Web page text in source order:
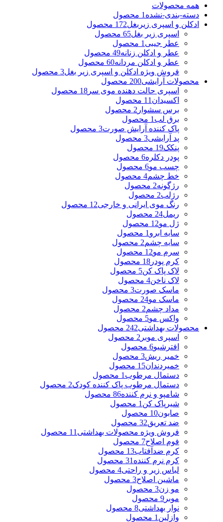
همه محصولات
دسته-بندی-نشده 1 محصول
ادکلن و اسپری زیربغل172 محصول
اسپری زیر بغل65 محصول
عطر جیبی 1 محصول
عطر و ادکلن زنانه49 محصول
عطر و ادکلن مردانه60 محصول
فروش ویژه ادکلن و اسپری زیر بغل3 محصول
محصولات آرایشی200 محصول
اسپری حالت دهنده موی سر 18 محصول
اکسیدان 11 محصول
برس سشوار 2 محصول
برق لب 1 محصول
پاک کننده آرایش صورت3 محصول
پد آرایشی3 محصول
پنکک19 محصول
پودر دکلره6 محصول
چسب مو6 محصول
خط چشم4 محصول
رژگونه2 محصول
رژلب2 محصول
رنگ موی ایرانی و خارجی12 محصول
ریمل24 محصول
ژل مو12 محصول
سایه ابرو 1 محصول
سایه چشم2 محصول
سرم مو12 محصول
کرم پودر 18 محصول
لاک پاک کن5 محصول
لاک ناخن4 محصول
ماسک صورت3 محصول
ماسک مو24 محصول
مداد چشم2 محصول
واکس مو5 محصول
محصولات بهداشتی242 محصول
اسپری موبر 2 محصول
افترشیو6 محصول
خمیر ریش3 محصول
خمیردندان15 محصول
دستمال مرطوب 1 محصول
دستمال مرطوب پاک کننده کودک2 محصول
شامپو و نرم کننده86 محصول
شیرپاک کن 1 محصول
صابون10 محصول
ضد تعریق32 محصول
فروش ویژه محصولات بهداشتی 11 محصول
فوم اصلاح7 محصول
کرم ضدآفتاب13 محصول
کرم نرم کننده 31 محصول
لباس زیر و راحتی4 محصول
ماشین اصلاح3 محصول
مو زن3 محصول
موبر 9 محصول
نوار بهداشتی8 محصول
وازلین 1 محصول